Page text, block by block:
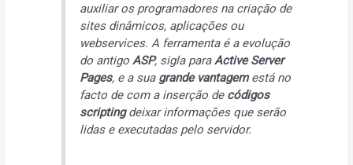
auxiliar os programadores na criação de
sites dinâmicos, aplicações ou
webservices. A ferramenta é a evolução
do antigo ASP, sigla paraActive Server
Pages, e a sua grande vantagemestá no
facto de com a inserção de códigos
scriptingdeixar informações que serão
lidas e executadas pelo servidor.